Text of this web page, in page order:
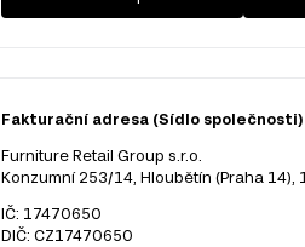
Fakturační adresa (Sídlo
Furniture Retail Group s.r.o.
Konzumní 253/14, Hloubětín (Praha 14),
IČ: 17470650
DIČ: CZ17470650